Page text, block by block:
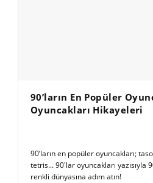
90’ların En Popüler
Oyuncakları Hikayeleri
90’ların en popüler oyuncakları;
tetris... 90'lar oyuncakları yazısıyla
renkli dünyasına adım atın!